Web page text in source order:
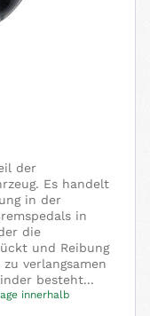
der
Es handelt
in der
in
die
und Reibung
verlangsamen
besteht...
innerhalb